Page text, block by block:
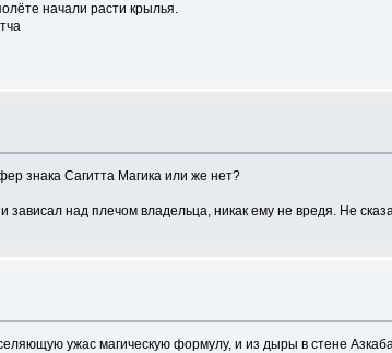
начали расти крылья.
знака Сагитта Магика или же нет?
над плечом владельца, никак ему не вредя. Не
ужас магическую формулу, и из дыры в стене